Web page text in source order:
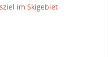
im Skigebiet